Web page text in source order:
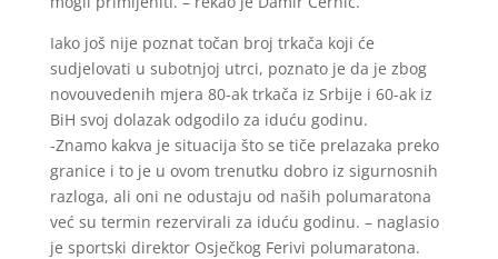
Iako još nije poznat točan broj trkača koji će
sudjelovati u subotnjoj utrci, poznato je da je zbog
novouvedenih mjera 80-ak trkača iz Srbije i 60-ak iz
BiH svoj dolazak odgodilo za iduću godinu.
-Znamo kakva je situacija što se tiče prelazaka preko
granice i to je u ovom trenutku dobro iz sigurnosnih
razloga, ali oni ne odustaju od naših polumaratona
već su termin rezervirali za iduću godinu. – naglasio
je sportski direktor Osječkog Ferivi polumaratona.